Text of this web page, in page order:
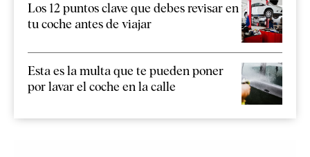
Los 12 puntos clave que debes revisar en
tu coche antes de viajar
Esta es la multa que te pueden poner
por lavar el coche en la calle